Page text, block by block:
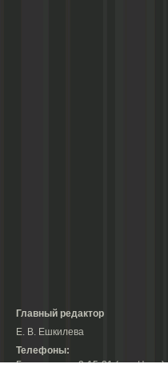
Главный редактор
Е. В. Ешкилева
Телефоны:
Гл. редактор: 2-15-31 (тел./факс);